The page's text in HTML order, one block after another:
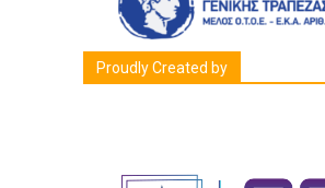
Proudly Created by